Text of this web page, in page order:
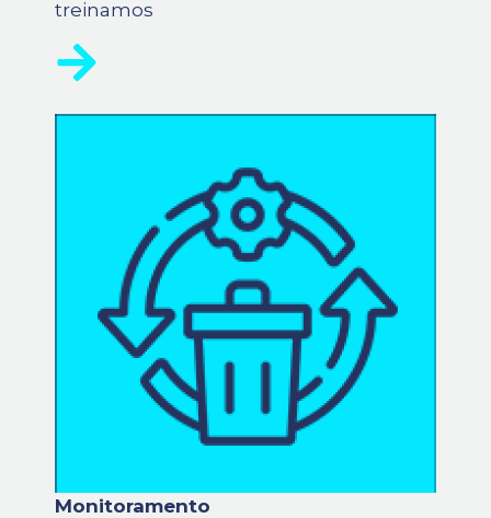
treinamos
Monitoramento